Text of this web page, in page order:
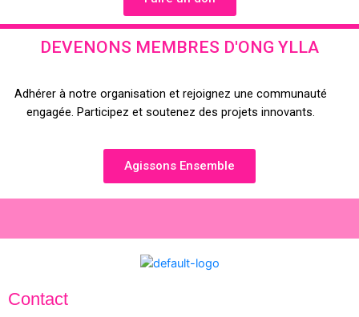
DEVENONS MEMBRES D'ONG YLLA
Adhérer à notre organisation et rejoignez une communauté
engagée. Participez et soutenez des projets innovants.
Agissons Ensemble
Contact